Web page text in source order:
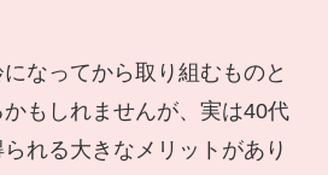
なってから取り組むものと
もしれませんが、実は40代
れる大きなメリットがあり